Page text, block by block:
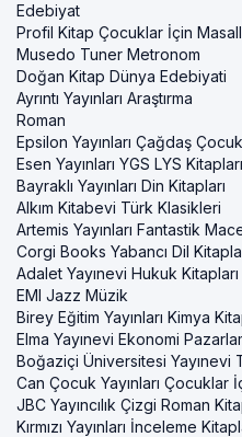
Edebiyat
Profil Kitap Çocuklar İçin
Musedo Tuner Metronom
Doğan Kitap Dünya Edebiyati
Ayrıntı Yayınları Araştırma
Roman
Epsilon Yayınları Çağdaş
Esen Yayınları YGS LYS Kitapları
Bayraklı Yayınları Din Kitapları
Alkım Kitabevi Türk Klasikleri
Artemis Yayınları Fantastik
Corgi Books Yabancı Dil
Adalet Yayınevi Hukuk Kitapları
EMI Jazz Müzik
Birey Eğitim Yayınları Kimya
Elma Yayınevi Ekonomi
Boğaziçi Üniversitesi Yayınevi
Can Çocuk Yayınları Çocuklar
JBC Yayıncılık Çizgi Roman
Kırmızı Yayınları İnceleme